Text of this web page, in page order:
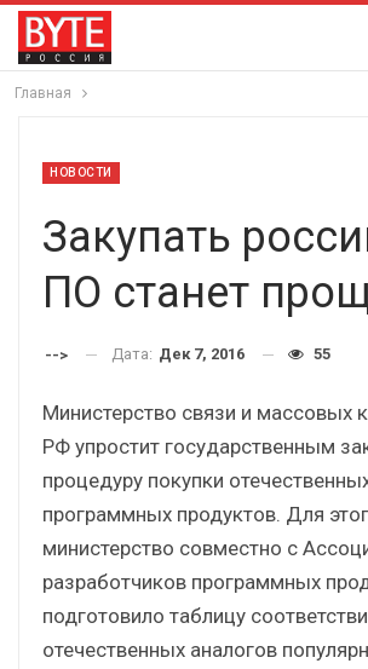
Главная
НОВОСТИ
Закупать
ПО станет
--> Дата: Дек 7, 2016 55
Министерство связи и массовых
РФ упростит государственным
процедуру покупки
программных продуктов. Для
министерство совместно с
разработчиков программных
подготовило таблицу
отечественных аналогов